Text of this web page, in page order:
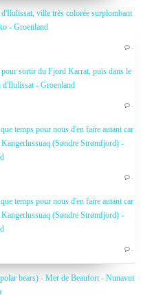
ville très colorée surplombant
- Groenland
…
sortir du Fjord Karrat, puis dans le
d'Ilulissat - Groenland
…
temps pour nous d'en faire autant car
(Søndre Strømfjord) -
…
temps pour nous d'en faire autant car
(Søndre Strømfjord) -
…
bears) - Mer de Beaufort - Nunavut